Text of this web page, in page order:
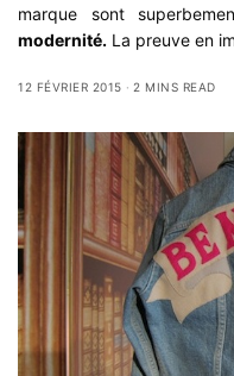
marque sont
modernité. La preuve en
12 FÉVRIER 2015 2 MINS READ